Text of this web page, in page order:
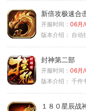
新倍攻极速合
开服时间： 06月/
版本介绍： 自动
封神第二部
开服时间： 06月/
版本介绍： 千件
１８０星辰战